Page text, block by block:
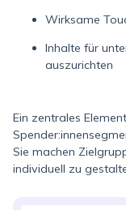
Wirksame
Inhalte für
auszurichten
Ein zentrales
Sie machen
individuell zu